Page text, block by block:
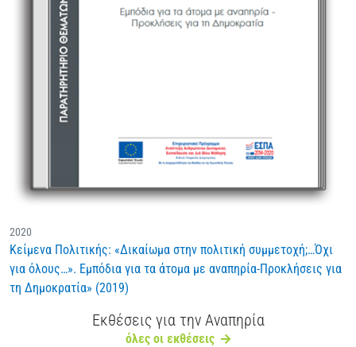
2020
Κείμενα Πολιτικής: «Δικαίωμα στην πολιτική συμμετοχή;…Όχι
για όλους…». Εμπόδια για τα άτομα με αναπηρία-Προκλήσεις για
τη Δημοκρατία» (2019)
Εκθέσεις για την Αναπηρία
όλες οι εκθέσεις